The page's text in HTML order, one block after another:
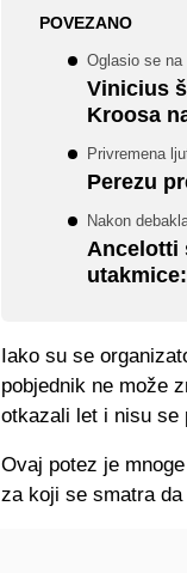
POVEZANO
Oglasio se na
Vinicius
Kroosa
Privremena
Perezu
Nakon
Ancelotti
Iako su se
pobjednik ne može
otkazali let i nisu se
Ovaj potez je
za koji se smatra